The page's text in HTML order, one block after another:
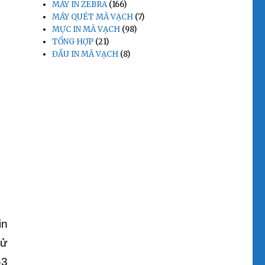
MÁY IN ZEBRA(166)
MÁY QUÉT MÃ VẠCH (7)
MỰC IN MÃ VẠCH (98)
TỔNG HỢP (21)
ĐẦU IN MÃ VẠCH (8)